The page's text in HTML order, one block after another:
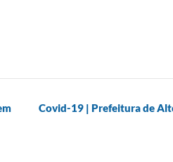
Covid-19 | Prefeitura de